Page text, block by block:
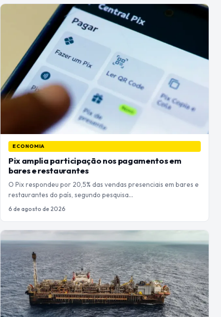
ECONOMIA
Pix amplia participação nos pagamentos em
bares e restaurantes
O Pix respondeu por 20,5% das vendas presenciais em bares e
restaurantes do país, segundo pesquisa…
6 de agosto de 2026